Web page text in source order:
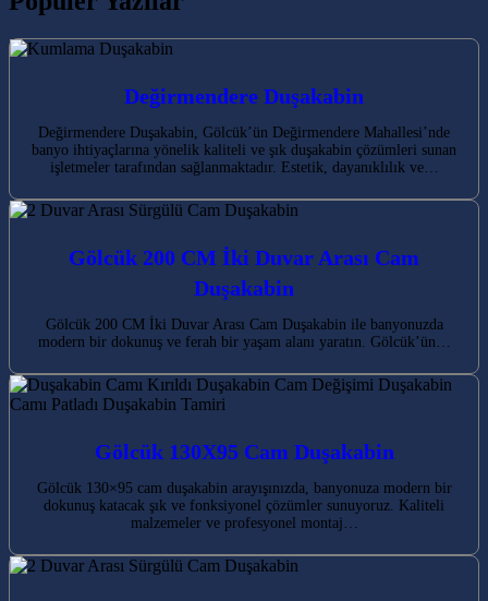
Değirmendere Duşakabin
Değirmendere Duşakabin, Gölcük’ün Değirmendere Mahallesi’nde
banyo ihtiyaçlarına yönelik kaliteli ve şık duşakabin çözümleri sunan
işletmeler tarafından sağlanmaktadır. Estetik, dayanıklılık ve…
Gölcük 200 CM İki Duvar Arası Cam
Duşakabin
Gölcük 200 CM İki Duvar Arası Cam Duşakabin ile banyonuzda
modern bir dokunuş ve ferah bir yaşam alanı yaratın. Gölcük’ün…
Gölcük 130X95 Cam Duşakabin
Gölcük 130×95 cam duşakabin arayışınızda, banyonuza modern bir
dokunuş katacak şık ve fonksiyonel çözümler sunuyoruz. Kaliteli
malzemeler ve profesyonel montaj…